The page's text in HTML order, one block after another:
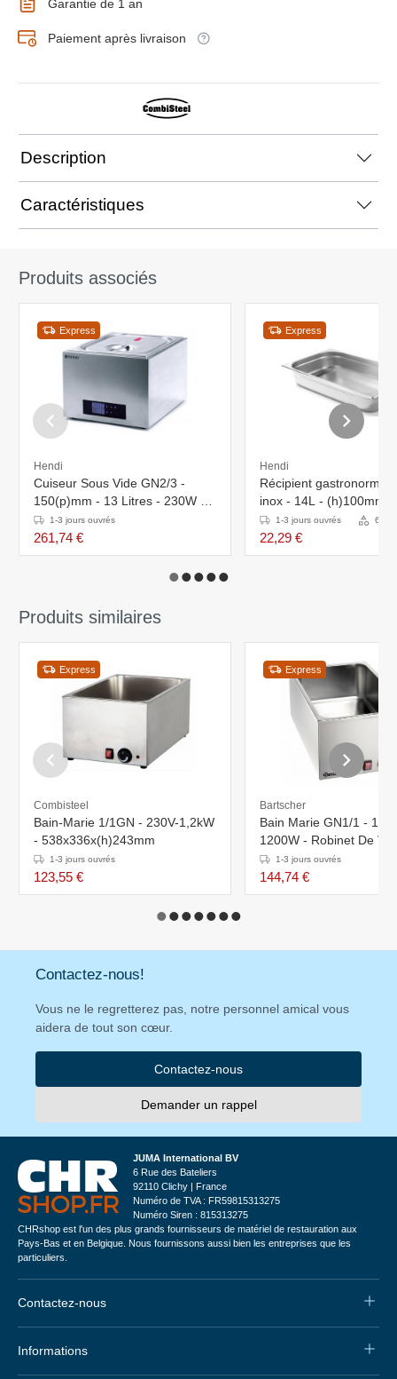
Garantie de 1 an
Paiement après livraison
Description
Caractéristiques
Produits associés
Express
Hendi
Cuiseur Sous Vide GN2/3 -
150(p)mm - 13 Litres - 230W -
363x335x290(h)mm
1-3 jours ouvrés
261,74 €
Express
Hendi
Récipient gastronorme
inox - 14L - (h)100mm
1-3 jours ouvrés 6
22,29 €
Produits similaires
Express
Combisteel
Bain-Marie 1/1GN - 230V-1,2kW
- 538x336x(h)243mm
1-3 jours ouvrés
123,55 €
Express
Bartscher
Bain Marie GN1/1 -
1200W - Robinet De
Bartscher
1-3 jours ouvrés
144,74 €
Contactez-nous!
Vous ne le regretterez pas, notre personnel amical vous
aidera de tout son cœur.
Contactez-nous
Demander un rappel
JUMA International BV
6 Rue des Bateliers
92110 Clichy | France
Numéro de TVA : FR59815313275
Numéro Siren : 815313275
CHRshop est l'un des plus grands fournisseurs de matériel de restauration aux
Pays-Bas et en Belgique. Nous fournissons aussi bien les entreprises que les
particuliers.
Contactez-nous
Informations